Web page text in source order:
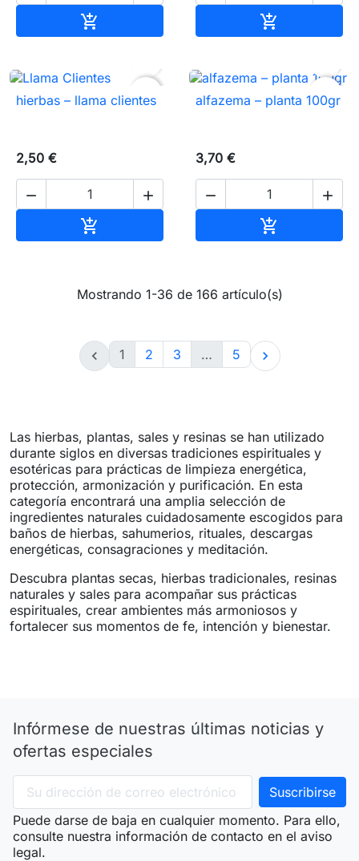
 
favorite_border
hierbas – llama clientes
2,50 €
 

favorite_border
alfazema – planta 100gr
3,70 €
 

Mostrando 1-36 de 166 artículo(s)
 1 2 3 … 5 
Las hierbas, plantas, sales y resinas se han utilizado
durante siglos en diversas tradiciones espirituales y
esotéricas para prácticas de limpieza energética,
protección, armonización y purificación. En esta
categoría encontrará una amplia selección de
ingredientes naturales cuidadosamente escogidos para
baños de hierbas, sahumerios, rituales, descargas
energéticas, consagraciones y meditación.
Descubra plantas secas, hierbas tradicionales, resinas
naturales y sales para acompañar sus prácticas
espirituales, crear ambientes más armoniosos y
fortalecer sus momentos de fe, intención y bienestar.
Infórmese de nuestras últimas noticias y
ofertas especiales
Puede darse de baja en cualquier momento. Para ello,
consulte nuestra información de contacto en el aviso
legal.